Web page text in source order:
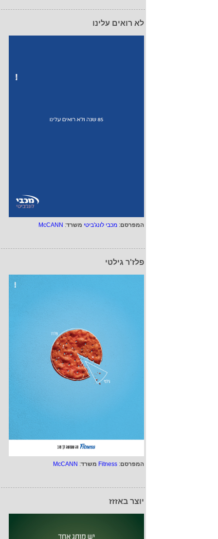
לא רואים עלינו
המפרסם: מכבי לונג'ביטי משרד:
McCANN
פלז'ר גילטי
המפרסם:
Fitness משרד:
McCANN
יוצר באזזז